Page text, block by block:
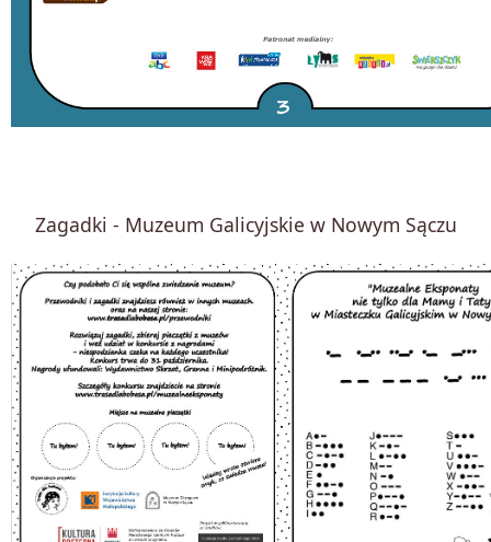
Zagadki - Muzeum Galicyjskie w Nowym Sączu